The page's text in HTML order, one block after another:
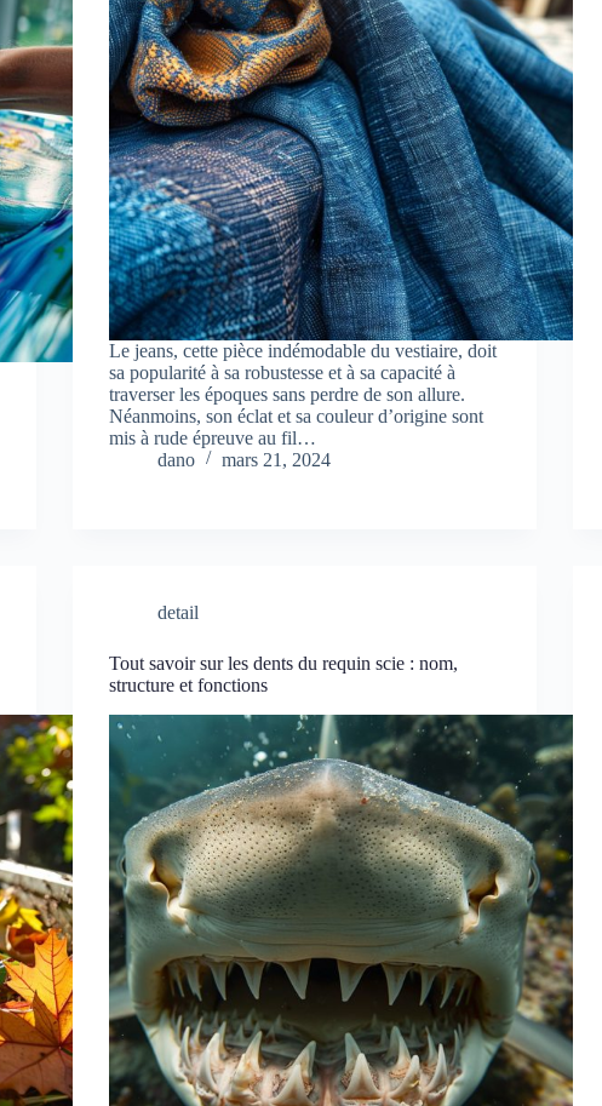
Le jeans, cette pièce indémodable du vestiaire, doit
sa popularité à sa robustesse et à sa capacité à
traverser les époques sans perdre de son allure.
Néanmoins, son éclat et sa couleur d’origine sont
mis à rude épreuve au fil…
dano
mars 21, 2024
detail
Tout savoir sur les dents du requin scie : nom,
structure et fonctions